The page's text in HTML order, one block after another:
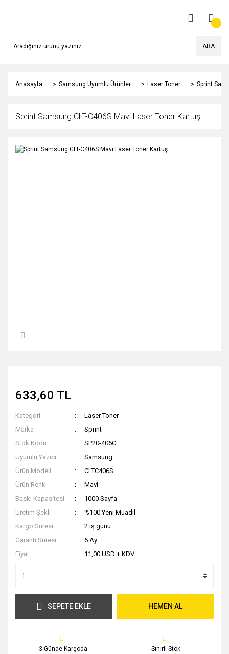
ARA
Anasayfa Samsung Uyumlu Ürünler Laser Toner Sprint
Sprint Samsung CLT-C406S Mavi Laser Toner Kartuş
633,60 TL
Kategori
Laser Toner
Marka
Sprint
Stok Kodu
SP20-406C
Uyumlu Yazıcı
Samsung
Ürün Modeli
CLTC406S
Ürün Renk
Mavi
Baskı Kapasitesi
1000 Sayfa
Üretim Şekli
%100 Yeni Muadil
Kargo Süresi
2 iş günü
Garanti Süresi
6 Ay
Fiyat
11,00 USD + KDV
SEPETE EKLE HEMEN AL
3 Günde Kargoda Sınırlı Stok